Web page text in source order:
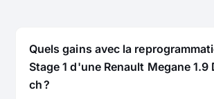
Quels gains avec la
Stage 1 d'une Renault Megane 1.9
ch ?